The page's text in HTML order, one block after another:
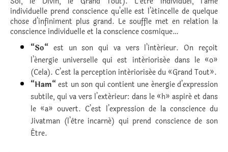
individuelle prend conscience qu’elle est l’étincelle de quelque
chose d’infiniment plus grand. Le souffle met en relation la
conscience individuelle et la conscience cosmique…
“So“ est un son qui va vers l’intérieur. On reçoit
l’énergie universelle qui est intériorisée dans le «o»
(Cela). C’est la perception intériorisée du «Grand Tout».
“Ham“ est un son qui contient une énergie d’expression
subtile, qui va vers l’extérieur: dans le «h» aspiré et dans
le «a» ouvert. C’est l’expression de la conscience du
Jivatman (l’être incarné) qui prend conscience de son
Être.